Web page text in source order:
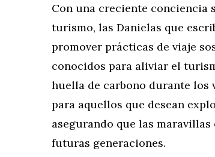
Con una creciente conciencia
turismo, las Danielas que
promover prácticas de viaje
conocidos para aliviar el
huella de carbono durante los
para aquellos que desean
asegurando que las
futuras generaciones.